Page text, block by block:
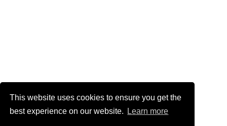
This website uses cookies to ensure you get the
best experience on our website.
Learn more